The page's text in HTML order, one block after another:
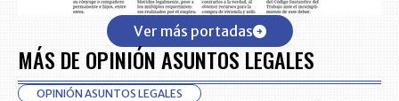
Ver más portadas
MÁS DE OPINIÓN ASUNTOS LEGALES
OPINIÓN ASUNTOS LEGALES